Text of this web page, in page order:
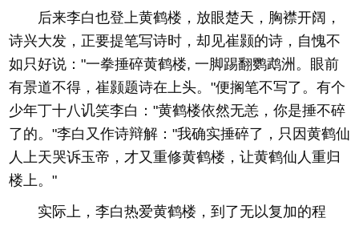
后来李白也登上黄鹤楼，放眼楚天，胸襟开阔，
诗兴大发，正要提笔写诗时，却见崔颢的诗，自愧不
如只好说："一拳捶碎黄鹤楼, 一脚踢翻鹦鹉洲。眼前
有景道不得，崔颢题诗在上头。"便搁笔不写了。有个
少年丁十八讥笑李白："黄鹤楼依然无恙，你是捶不碎
了的。"李白又作诗辩解："我确实捶碎了，只因黄鹤仙
人上天哭诉玉帝，才又重修黄鹤楼，让黄鹤仙人重归
楼上。"
实际上，李白热爱黄鹤楼，到了无以复加的程